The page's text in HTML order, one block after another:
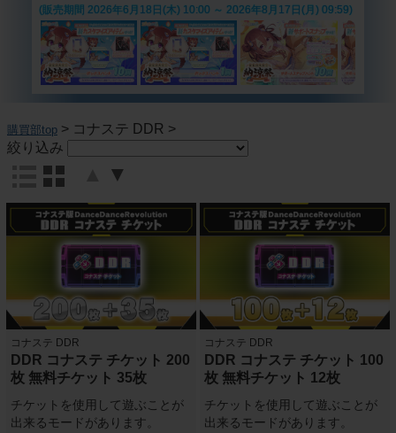
(販売期間 2026年6月18日(木) 10:00 ～ 2026年8月17日(月) 09:59)
購買部top > コナステ DDR >
絞り込み
▼
コナステ DDR
DDR コナステ チケット 200
枚 無料チケット 35枚
チケットを使用して遊ぶことが
出来るモードがあります。
コナステ DDR
DDR コナステ チケット 100
枚 無料チケット 12枚
チケットを使用して遊ぶことが
出来るモードがあります。